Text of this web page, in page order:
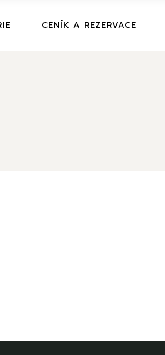
CENÍK A REZERVACE